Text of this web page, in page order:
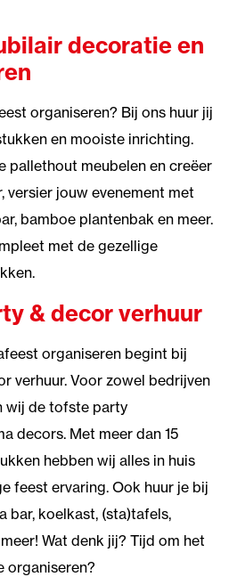
decoratie en
organiseren? Bij ons huur jij
en mooiste inrichting.
pallethout meubelen en creëer
versier jouw evenement met
bamboe plantenbak en meer.
met de gezellige
& decor verhuur
organiseren begint bij
verhuur. Voor zowel bedrijven
wij de tofste party
decors. Met meer dan 15
hebben wij alles in huis
feest ervaring. Ook huur je bij
bar, koelkast, (sta)tafels,
Wat denk jij? Tijd om het
organiseren?